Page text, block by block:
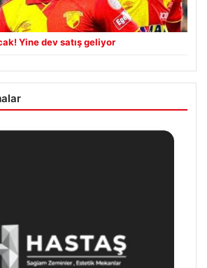
Yine dev satış geliyor